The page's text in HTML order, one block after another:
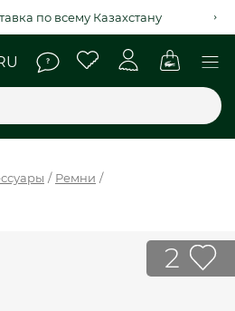
по всему Казахстану
Ремни
2